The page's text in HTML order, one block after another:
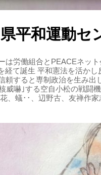
平和運動セ
は労働組合とPEACEネッ
経て誕生 平和憲法を活か
頼すると専制政治を生み
威嚇｣する空自小松の戦闘
、蟻･･、辺野古、友禅作